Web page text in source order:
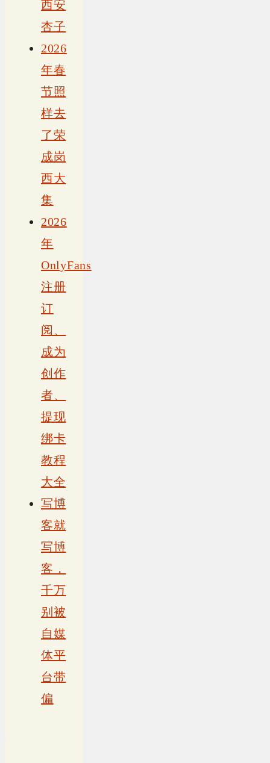
西安
杏子
2026
年春
节照
样去
了荣
成岗
西大
集
2026
年
OnlyFans
注册
订
阅、
成为
创作
者、
提现
绑卡
教程
大全
写博
客就
写博
客，
千万
别被
自媒
体平
台带
偏